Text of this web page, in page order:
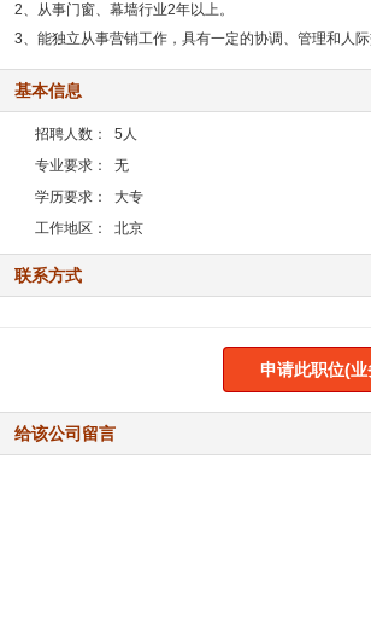
2、从事门窗、幕墙行业2年以上。
3、能独立从事营销工作，具有一定的协调、管理和人
基本信息
招聘人数： 5人
专业要求：
无
学历要求：
大专
工作地区：
北京
联系方式
申请此职位(业
给该公司留言